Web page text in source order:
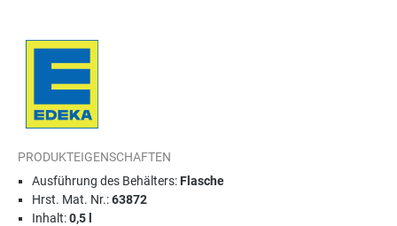
PRODUKTEIGENSCHAFTEN
Ausführung des Behälters:Flasche
Hrst. Mat. Nr.:63872
Inhalt:0,5 l